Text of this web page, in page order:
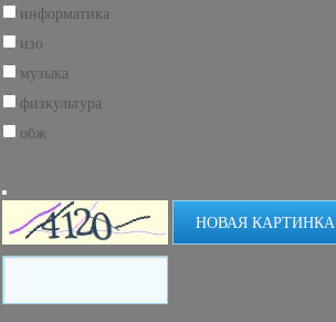
информатика
изо
музыка
физкультура
обж
НОВАЯ КАРТИНКА